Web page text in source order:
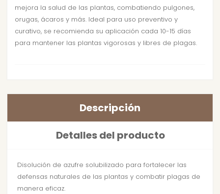
mejora la salud de las plantas, combatiendo pulgones,
orugas, ácaros y más. Ideal para uso preventivo y
curativo, se recomienda su aplicación cada 10-15 días
para mantener las plantas vigorosas y libres de plagas.
Descripción
Detalles del producto
Disolución de azufre solubilizado para fortalecer las
defensas naturales de las plantas y combatir plagas de
manera eficaz.